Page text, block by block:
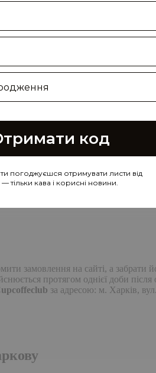
замовлення на сайті, а забрати
протягом однієї доби
за адресою: м. Харків,
address
код
погоджуєшся отримувати листи від
тільки кава і корисні новини.